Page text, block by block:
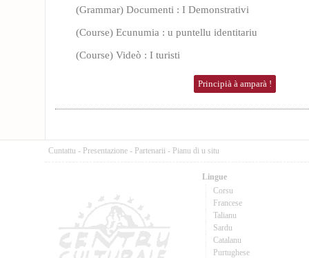
(Grammar) Documenti : I Demonstrativi
(Course) Ecunumia : u puntellu identitariu
(Course) Videò : I turisti
Principià à amparà !
Cuntattu - Presentazione - Partenarii - Pianu di u situ
Lingue
Corsu
Francese
Talianu
Sardu
Catalanu
Purtughese